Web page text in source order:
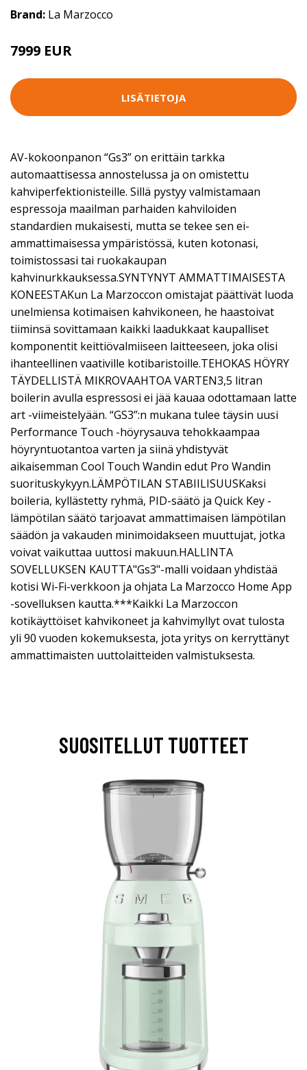
Brand: La Marzocco
7999 EUR
LISÄTIETOJA
AV-kokoonpanon “Gs3” on erittäin tarkka
automaattisessa annostelussa ja on omistettu
kahviperfektionisteille. Sillä pystyy valmistamaan
espressoja maailman parhaiden kahviloiden
standardien mukaisesti, mutta se tekee sen ei-
ammattimaisessa ympäristössä, kuten kotonasi,
toimistossasi tai ruokakaupan
kahvinurkkauksessa.SYNTYNYT AMMATTIMAISESTA
KONEESTAKun La Marzoccon omistajat päättivät luoda
unelmiensa kotimaisen kahvikoneen, he haastoivat
tiiminsä sovittamaan kaikki laadukkaat kaupalliset
komponentit keittiövalmiiseen laitteeseen, joka olisi
ihanteellinen vaativille kotibaristoille.TEHOKAS HÖYRY
TÄYDELLISTÄ MIKROVAAHTOA VARTEN3,5 litran
boilerin avulla espressosi ei jää kauaa odottamaan latte
art -viimeistelyään. “GS3”:n mukana tulee täysin uusi
Performance Touch -höyrysauva tehokkaampaa
höyryntuotantoa varten ja siinä yhdistyvät
aikaisemman Cool Touch Wandin edut Pro Wandin
suorituskykyyn.LÄMPÖTILAN STABIILISUUSKaksi
boileria, kyllästetty ryhmä, PID-säätö ja Quick Key -
lämpötilan säätö tarjoavat ammattimaisen lämpötilan
säädön ja vakauden minimoidakseen muuttujat, jotka
voivat vaikuttaa uuttosi makuun.HALLINTA
SOVELLUKSEN KAUTTA"Gs3"-malli voidaan yhdistää
kotisi Wi-Fi-verkkoon ja ohjata La Marzocco Home App
-sovelluksen kautta.***Kaikki La Marzoccon
kotikäyttöiset kahvikoneet ja kahvimyllyt ovat tulosta
yli 90 vuoden kokemuksesta, jota yritys on kerryttänyt
ammattimaisten uuttolaitteiden valmistuksesta.
SUOSITELLUT TUOTTEET